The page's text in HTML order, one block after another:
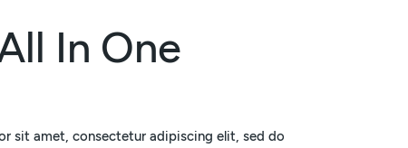
In One
sit amet, consectetur adipiscing elit, sed do